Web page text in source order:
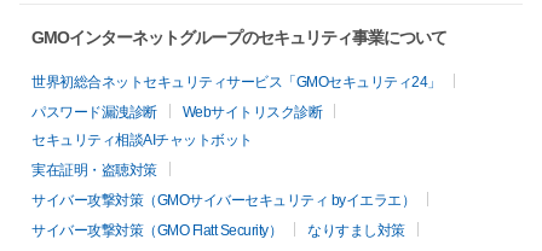
GMOインターネットグループのセキュリティ事業について
世界初総合ネットセキュリティサービス「GMOセキュリティ24」
パスワード漏洩診断
Webサイトリスク診断
セキュリティ相談AIチャットボット
実在証明・盗聴対策
サイバー攻撃対策（GMOサイバーセキュリティ byイエラエ）
サイバー攻撃対策（GMO Flatt Security）
なりすまし対策